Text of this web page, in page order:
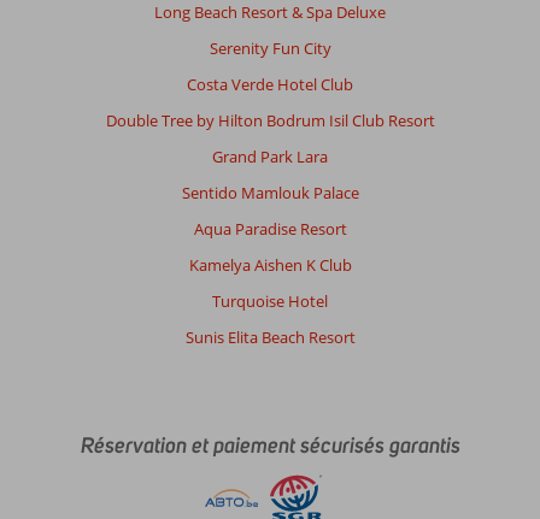
Long Beach Resort & Spa Deluxe
Serenity Fun City
Costa Verde Hotel Club
Double Tree by Hilton Bodrum Isil Club Resort
Grand Park Lara
Sentido Mamlouk Palace
Aqua Paradise Resort
Kamelya Aishen K Club
Turquoise Hotel
Sunis Elita Beach Resort
Réservation et paiement sécurisés garantis